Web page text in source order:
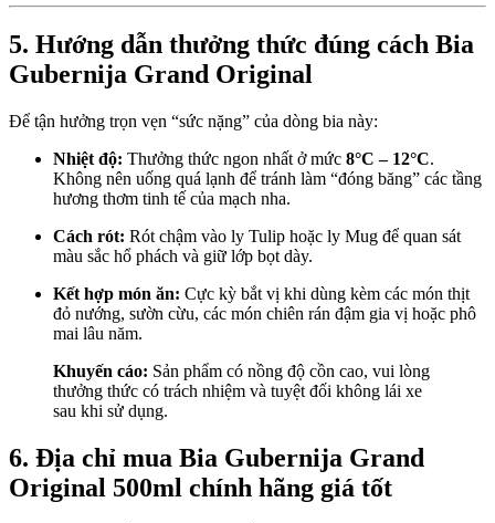
5. Hướng dẫn thưởng thức đúng cách Bia
Gubernija Grand Original
Để tận hưởng trọn vẹn “sức nặng” của dòng bia này:
Nhiệt độ: Thưởng thức ngon nhất ở mức 8°C – 12°C.
Không nên uống quá lạnh để tránh làm “đóng băng” các tầng
hương thơm tinh tế của mạch nha.
Cách rót: Rót chậm vào ly Tulip hoặc ly Mug để quan sát
màu sắc hổ phách và giữ lớp bọt dày.
Kết hợp món ăn: Cực kỳ bắt vị khi dùng kèm các món thịt
đỏ nướng, sườn cừu, các món chiên rán đậm gia vị hoặc phô
mai lâu năm.
Khuyến cáo: Sản phẩm có nồng độ cồn cao, vui lòng
thưởng thức có trách nhiệm và tuyệt đối không lái xe
sau khi sử dụng.
6. Địa chỉ mua Bia Gubernija Grand
Original 500ml chính hãng giá tốt